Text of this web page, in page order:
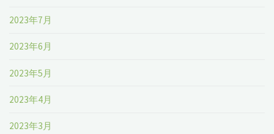
2023年7月
2023年6月
2023年5月
2023年4月
2023年3月